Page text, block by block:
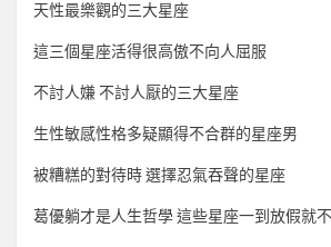
天性最樂觀的三大星座
這三個星座活得很高傲不向人屈服
不討人嫌 不討人厭的三大星座
生性敏感性格多疑顯得不合群的星座男
被糟糕的對待時 選擇忍氣吞聲的星座
葛優躺才是人生哲學 這些星座一到放假就